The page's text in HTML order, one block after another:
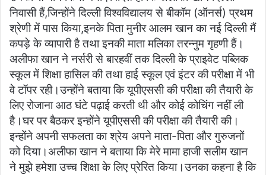
निवासी हैं,जिन्होंने दिल्ली विश्वविद्यालय से बीकॉम (ऑनर्स) प्रथम
श्रेणी में पास किया,इनके पिता मुनीर आलम खान का नई दिल्ली मैं
कपड़े के व्यापारी है तथा इनकी माता मलिका तरन्नुम गृहणी हैं।
अलीफा खान ने नर्सरी से बारहवीं तक दिल्ली के प्राइवेट पब्लिक
स्कूल में शिक्षा हासिल की तथा हाई स्कूल एवं इंटर की परीक्षा में भी
वे टॉपर रही।उन्होंने बताया कि यूपीएससी की परीक्षा की तैयारी के
लिए रोजाना आठ घंटे पढ़ाई करती थी और कोई कोचिंग नहीं ली
है।घर पर बैठकर इन्होंने यूपीएससी की परीक्षा की तैयारी की।
इन्होंने अपनी सफलता का श्रेय अपने माता-पिता और गुरुजनों
को दिया।अलीफा खान ने बताया कि मेरे मामा हाजी सलीम खान
ने मुझे हमेशा उच्च शिक्षा के लिए प्रेरित किया।उनका कहना है कि